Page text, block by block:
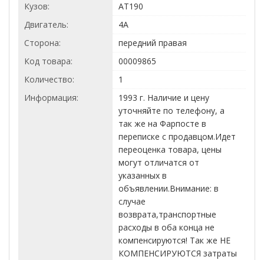
Кузов:
AT190
Двигатель:
4A
Сторона:
передний правая
Код товара:
00009865
Количество:
1
Информация:
1993 г. Наличие и цену
уточняйте по телефону, а
так же на Фарпосте в
переписке с продавцом.Идет
переоценка товара, цены
могут отличатся от
указанных в
объявлении.Внимание: в
случае
возврата,транспортные
расходы в оба конца не
компенсируются! Так же НЕ
КОМПЕНСИРУЮТСЯ затраты